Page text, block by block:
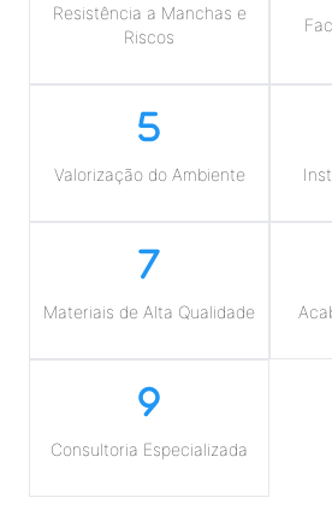
Resistência a Manchas e
Riscos
Valorização do Ambiente
Materiais de Alta Qualidade
Consultoria Especializada